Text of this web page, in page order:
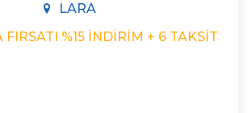
LARA
%15 İNDIRIM + 6 TAKSIT